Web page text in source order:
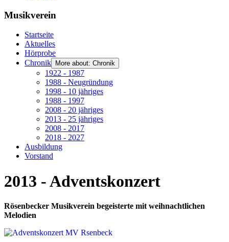
Musikverein
Startseite
Aktuelles
Hörprobe
Chronik
More about: Chronik
1922 - 1987
1988 - Neugründung
1998 - 10 jähriges
1988 - 1997
2008 - 20 jähriges
2013 - 25 jähriges
2008 - 2017
2018 - 2027
Ausbildung
Vorstand
2013 - Adventskonzert
Rösenbecker Musikverein begeisterte mit weihnachtlichen
Melodien